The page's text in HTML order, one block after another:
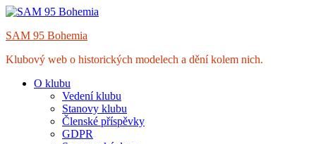
Skip
content
SAM 95 Bohemia
Klubový web o historických modelech a dění kolem nich.
O klubu
Vedení klubu
Stanovy klubu
Členské příspěvky
GDPR